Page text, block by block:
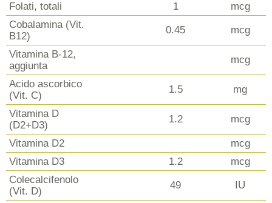
Folati, totali
1
mcg
Cobalamina (Vit.
B12)
0.45 mcg
Vitamina B-12,
aggiunta
mcg
Acido ascorbico
(Vit. C)
1.5 mg
Vitamina D
(D2+D3)
1.2 mcg
Vitamina D2
mcg
Vitamina D3
1.2
mcg
Colecalcifenolo
(Vit. D)
49 IU